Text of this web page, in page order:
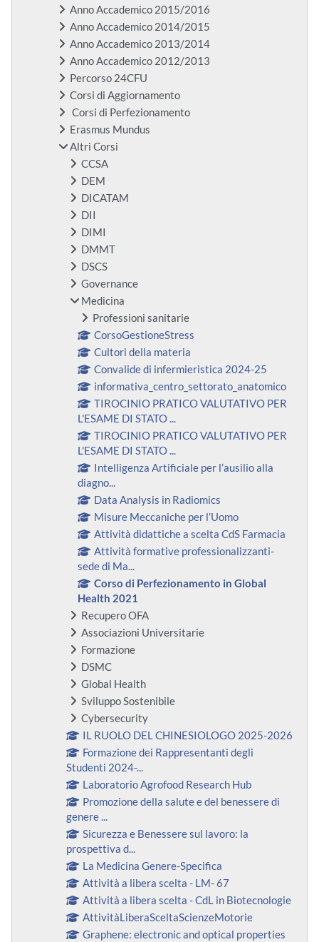
Anno Accademico 2015/2016
Anno Accademico 2014/2015
Anno Accademico 2013/2014
Anno Accademico 2012/2013
Percorso 24CFU
Corsi di Aggiornamento
Corsi di Perfezionamento
Erasmus Mundus
Altri Corsi
CCSA
DEM
DICATAM
DII
DIMI
DMMT
DSCS
Governance
Medicina
Professioni sanitarie
CorsoGestioneStress
Cultori della materia
Convalide di infermieristica 2024-25
informativa_centro_settorato_anatomico
TIROCINIO PRATICO VALUTATIVO PER
L'ESAME DI STATO ...
TIROCINIO PRATICO VALUTATIVO PER
L'ESAME DI STATO ...
Intelligenza Artificiale per l’ausilio alla
diagno...
Data Analysis in Radiomics
Misure Meccaniche per l’Uomo
Attività didattiche a scelta CdS Farmacia
Attività formative professionalizzanti-
sede di Ma...
Corso di Perfezionamento in Global
Health 2021
Recupero OFA
Associazioni Universitarie
Formazione
DSMC
Global Health
Sviluppo Sostenibile
Cybersecurity
IL RUOLO DEL CHINESIOLOGO 2025-2026
Formazione dei Rappresentanti degli
Studenti 2024-...
Laboratorio Agrofood Research Hub
Promozione della salute e del benessere di
genere ...
Sicurezza e Benessere sul lavoro: la
prospettiva d...
La Medicina Genere-Specifica
Attività a libera scelta - LM- 67
Attività a libera scelta - CdL in Biotecnologie
AttivitàLiberaSceltaScienzeMotorie
Graphene: electronic and optical properties